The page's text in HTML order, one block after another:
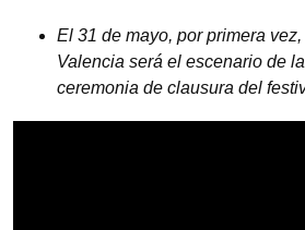
El 31 de mayo, por primera
Valencia será el escenario de
ceremonia de clausura del